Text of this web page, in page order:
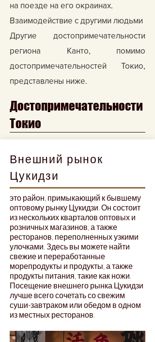
на поезде на его окраинах.
Взаимодействие с другими людьми
Другие достопримечательности
региона Канто, помимо
достопримечательностей Токио,
представлены ниже.
Достопримечательности
Токио
Внешний рынок
Цукидзи
это район, примыкающий к бывшему
оптовому рынку Цукидзи. Он состоит
из нескольких кварталов оптовых и
розничных магазинов, а также
ресторанов, переполненных узкими
улочками. Здесь вы можете найти
свежие и переработанные
морепродукты и продукты, а также
продукты питания, такие как ножи.
Посещение внешнего рынка Цукидзи
лучше всего сочетать со свежим
суши-завтраком или обедом в одном
из местных ресторанов.